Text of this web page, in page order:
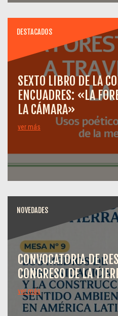
DESTACADOS
SEXTO LIBRO DE LA
ENCUADRES: «LA
LA CÁMARA»
ver más
NOVEDADES
CONVOCATORIA DE
CONGRESO DE LA
ver más